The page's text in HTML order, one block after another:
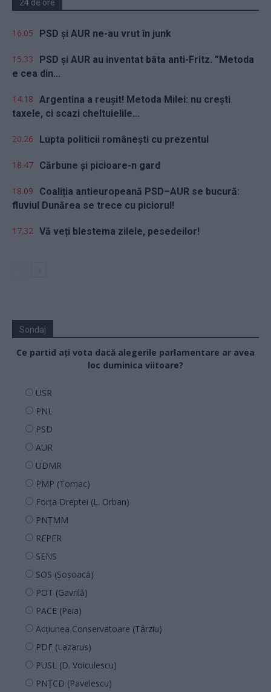
24 de ore
16.05 PSD și AUR ne-au vrut în junk
15.33
PSD și AUR au inventat bâta anti-Fritz. ”Metoda
e cea din...
14.18 Argentina a reușit! Metoda Milei: nu crești
taxele, ci scazi cheltuielile...
20.26 Lupta politicii românești cu prezentul
18.47 Cărbune și picioare-n gard
18.09
Coaliția antieuropeană PSD–AUR se bucură:
fluviul Dunărea se trece cu piciorul!
17.32 Vă veți blestema zilele, pesedeilor!
Sondaj
Ce partid ați vota dacă alegerile parlamentare ar avea
loc duminica viitoare?
USR
PNL
PSD
AUR
UDMR
PMP (Tomac)
Forța Dreptei (L. Orban)
PNȚMM
REPER
SENS
SOS (Șoșoacă)
POT (Gavrilă)
PACE (Peia)
Acțiunea Conservatoare (Târziu)
PDF (Lazarus)
PUSL (D. Voiculescu)
PNȚCD (Pavelescu)